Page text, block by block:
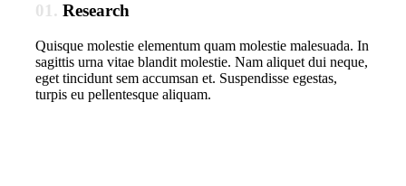
01. Research
Quisque molestie elementum quam molestie malesuada. In
sagittis urna vitae blandit molestie. Nam aliquet dui neque,
eget tincidunt sem accumsan et. Suspendisse egestas,
turpis eu pellentesque aliquam.